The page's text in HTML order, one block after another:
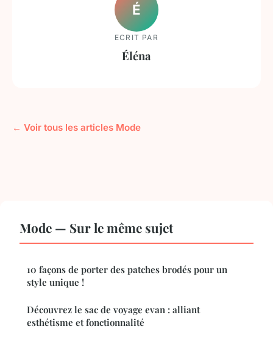
É
ECRIT PAR
Éléna
← Voir tous les articles Mode
Mode — Sur le même sujet
10 façons de porter des patches brodés pour un
style unique !
Découvrez le sac de voyage evan : alliant
esthétisme et fonctionnalité